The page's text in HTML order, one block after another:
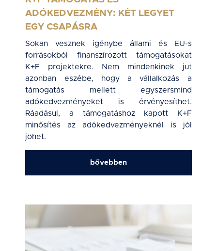
ADÓKEDVEZMÉNY: KÉT LEGYET
EGY CSAPÁSRA
Sokan vesznek igénybe állami és EU-s
forrásokból finanszírozott támogatásokat
K+F projektekre. Nem mindenkinek jut
azonban eszébe, hogy a vállalkozás a
támogatás mellett egyszersmind
adókedvezményeket is érvényesíthet.
Ráadásul, a támogatáshoz kapott K+F
minősítés az adókedvezményeknél is jól
jöhet.
bővebben